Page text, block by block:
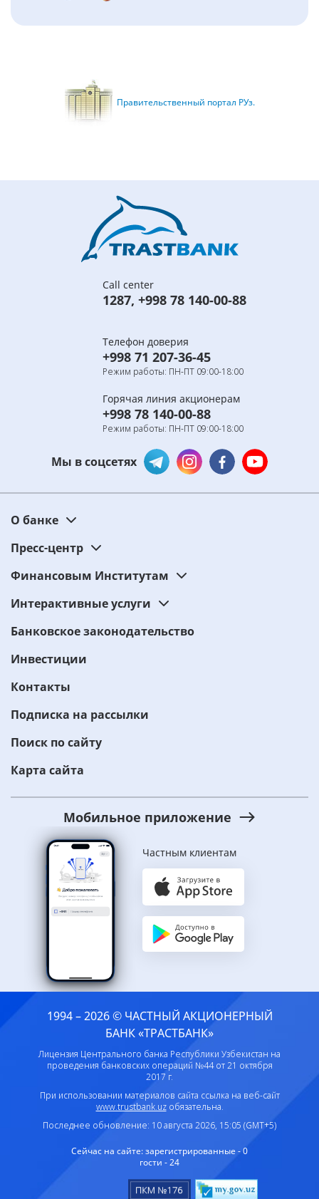
Правительственный портал РУз.
Call center
1287, +998 78 140-00-88
Телефон доверия
+998 71 207-36-45
Режим работы: ПН-ПТ 09:00-18:00
Горячая линия акционерам
+998 78 140-00-88
Режим работы: ПН-ПТ 09:00-18:00
Мы в соцсетях
О банке
Пресс-центр
Финансовым Институтам
Интерактивные услуги
Банковское законодательство
Инвестиции
Контакты
Подписка на рассылки
Поиск по сайту
Карта сайта
Мобильное приложение
Частным клиентам
1994 – 2026 © ЧАСТНЫЙ АКЦИОНЕРНЫЙ
БАНК «ТРАСТБАНК»
Лицензия Центрального банка Республики Узбекистан на
проведения банковских операций №44 от 21 октября
2017 г.
При использовании материалов сайта ссылка на веб-сайт
www.trustbank.uzобязательна.
Последнее обновление: 10 августа 2026, 15:05 (GMT+5)
Сейчас на сайте:зарегистрированные - 0
гости - 24